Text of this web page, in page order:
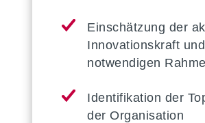
Einschätzung der
Innovationskraft
notwendigen
Identifikation der
der Organisation